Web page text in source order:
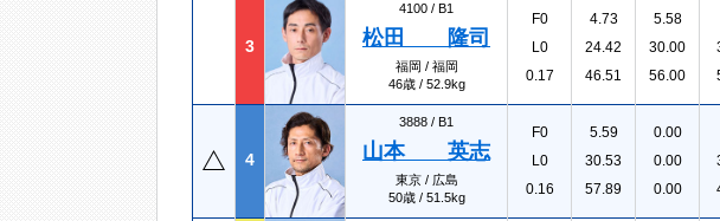
3
4100 / B1
松田 隆司
福岡 / 福岡
46歳 / 52.9kg
F0
L0
0.17
4.73
24.42
46.51
5.58
30.00
56.00
4
3888 / B1
山本 英志
東京 / 広島
50歳 / 51.5kg
F0
L0
0.16
5.59
30.53
57.89
0.00
0.00
0.00